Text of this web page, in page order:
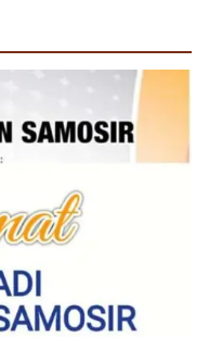
perayaan HUT
Kedekatan
sambang Door
salah satu bentuk
Presisi yang
dan kedekatan
masyarakat. Melalui
tidak
informasi
mitra
keamanan lingkungan
tengah warga
mempererat
Polri dan